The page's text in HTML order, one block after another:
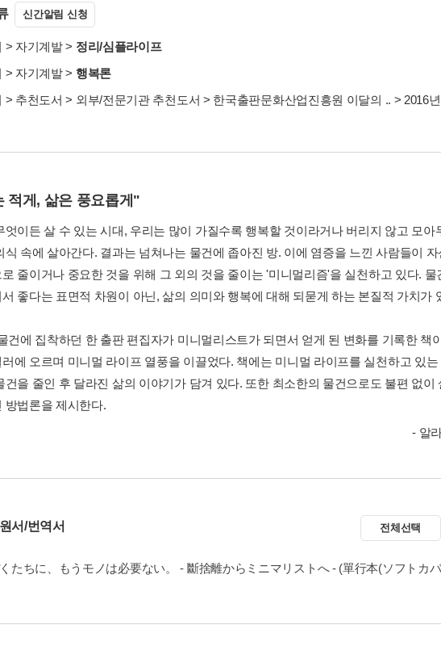
신간알림 신청
> 자기계발> 정리/심플라이프
> 자기계발> 행복론
> 추천도서 > 외부/전문기관 추천도서 > 한국출판문화산업진흥원 이달의 .. > 2016년
적게, 삶은 풍요롭게"
엇이든 살 수 있는 시대, 우리는 많이 가질수록 행복할 것이라거나 버리지 않고 모
식 속에 살아간다. 결과는 넘쳐나는 물건에 좁아진 방. 이에 염증을 느낀 사람들이
줄이거나 중요한 것을 위해 그 외의 것을 줄이는 '미니멀리즘'을 실천하고 있다.
좋다는 표면적 차원이 아닌, 삶의 의미와 행복에 대해 되묻게 하는 본질적 가치가
건에 집착하던 한 출판 편집자가 미니멀리스트가 되면서 얻게 된 변화를 기록한 책
에 오르며 미니멀 라이프 열풍을 이끌었다. 책에는 미니멀 라이프를 실천하고 있
건을 줄인 후 달라진 삶의 이야기가 담겨 있다. 또한 최소한의 물건으로도 불편 없이
방법론을 제시한다.
- 알
서/번역서 전체선택
たちに、もうモノは必要ない。 - 斷捨離からミニマリストへ - (單行本(ソフトカ